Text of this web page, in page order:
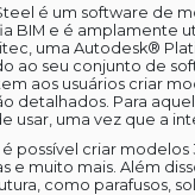
é um software de
BIM e é amplamente
uma Autodesk®
ao seu conjunto de
aos usuários criar
detalhados. Para
usar, uma vez que a
possível criar modelos
e muito mais. Além
como parafusos,